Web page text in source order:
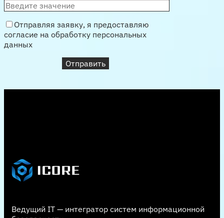
Отправляя заявку, я предоставляю
согласие на обработку персональных
данных
Отправить
Ведущий IT — интегратор систем информационной